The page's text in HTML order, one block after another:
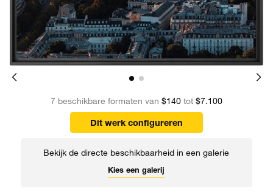
7 beschikbare formaten van $140 tot $7.100
Dit werk configureren
Bekijk de directe beschikbaarheid in een galerie
Kies een galerij